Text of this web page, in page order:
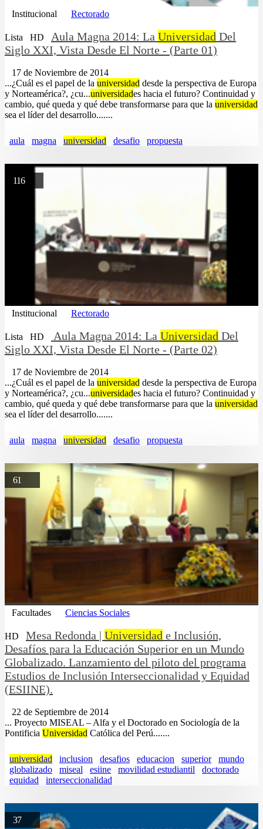
Institucional Rectorado
Lista HD Aula Magna 2014: La Universidad Del
Siglo XXI, Vista Desde El Norte - (Parte 01)
17 de Noviembre de 2014
...¿Cuál es el papel de la universidad desde la perspectiva de Europa
y Norteamérica?, ¿cu...universidades hacia el futuro? Continuidad y
cambio, qué queda y qué debe transformarse para que la universidad
sea el líder del desarrollo.......
aula magna universidad desafio propuesta
116
Institucional Rectorado
Lista HD Aula Magna 2014: La Universidad Del
Siglo XXI, Vista Desde El Norte - (Parte 02)
17 de Noviembre de 2014
...¿Cuál es el papel de la universidad desde la perspectiva de Europa
y Norteamérica?, ¿cu...universidades hacia el futuro? Continuidad y
cambio, qué queda y qué debe transformarse para que la universidad
sea el líder del desarrollo.......
aula magna universidad desafio propuesta
61
Facultades Ciencias Sociales
HD Mesa Redonda | Universidad e Inclusión,
Desafíos para la Educación Superior en un Mundo
Globalizado. Lanzamiento del piloto del programa
Estudios de Inclusión Interseccionalidad y Equidad
(ESIINE).
22 de Septiembre de 2014
... Proyecto MISEAL – Alfa y el Doctorado en Sociología de la
Pontificia Universidad Católica del Perú.......
universidad inclusion desafios educacion superior
mundo
globalizado
miseal esiine movilidad estudiantil
doctorado
equidad
interseccionalidad
37